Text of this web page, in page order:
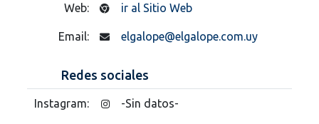
Web: ir al Sitio Web
Email: elgalope@elgalope.com.uy
Redes sociales
Instagram: -Sin datos-